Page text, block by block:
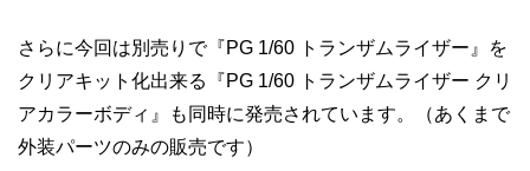
さらに今回は別売りで『PG 1/60 トランザムライザー』を
クリアキット化出来る『PG 1/60 トランザムライザー クリ
アカラーボディ』も同時に発売されています。（あくまで
外装パーツのみの販売です）